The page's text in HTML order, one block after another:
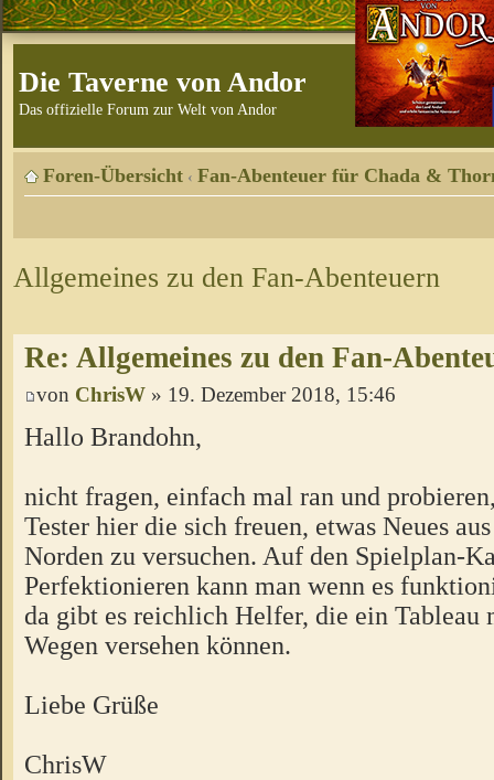
Die Taverne von Andor
Das offizielle Forum zur Welt von Andor
Foren-Übersicht ‹ Fan-Abenteuer für Chada &
Allgemeines zu den Fan-Abenteuern
Re: Allgemeines zu den Fan-
von ChrisW » 19. Dezember 2018, 15:46
Hallo Brandohn,
nicht fragen, einfach mal ran und
Tester hier die sich freuen, etwas Neues
Norden zu versuchen. Auf den Spielplan-
Perfektionieren kann man wenn es
da gibt es reichlich Helfer, die ein Tableau
Wegen versehen können.
Liebe Grüße
ChrisW